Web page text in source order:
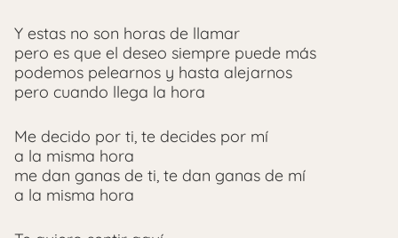
Y estas no son horas de llamar
pero es que el deseo siempre puede más
podemos pelearnos y hasta alejarnos
pero cuando llega la hora
Me decido por ti, te decides por mí
a la misma hora
me dan ganas de ti, te dan ganas de mí
a la misma hora